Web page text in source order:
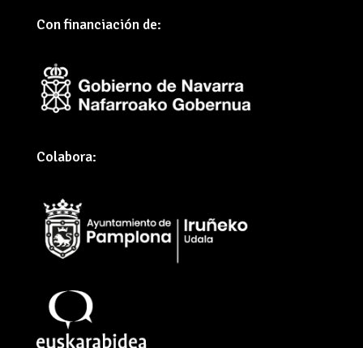
Con financiación de:
Colabora: